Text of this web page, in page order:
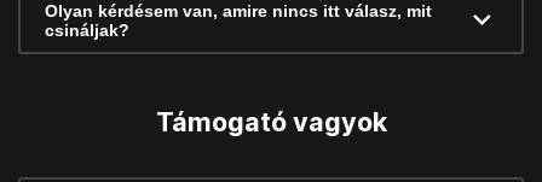
Olyan kérdésem van, amire nincs itt válasz, mit
csináljak?
Támogató vagyok